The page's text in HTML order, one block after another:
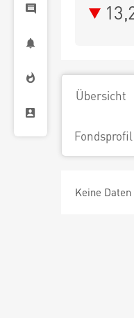
Übersicht
Fondsprofil
Keine